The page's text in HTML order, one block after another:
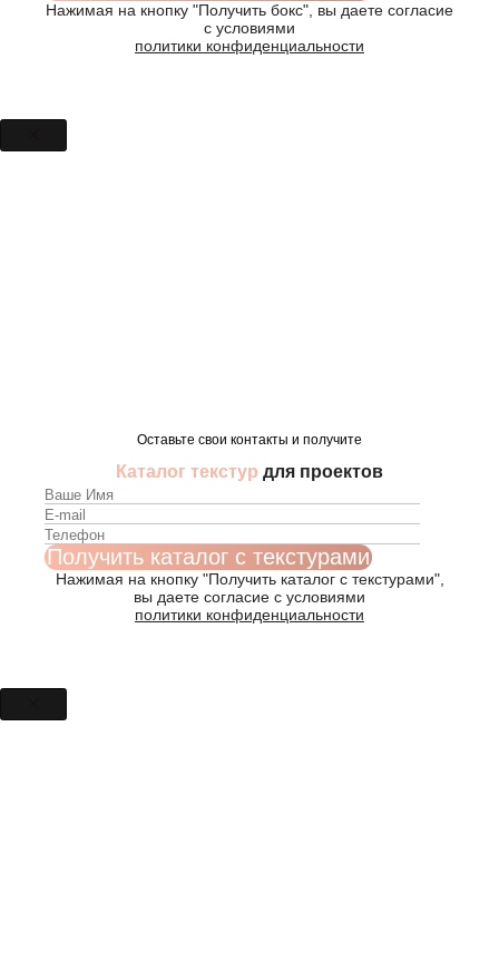
Нажимая на кнопку "Получить бокс", вы даете согласие
с условиями
политики конфиденциальности
Оставьте свои контакты и получите
Каталог текстур для проектов
Нажимая на кнопку "Получить каталог с текстурами",
вы даете согласие с условиями
политики конфиденциальности